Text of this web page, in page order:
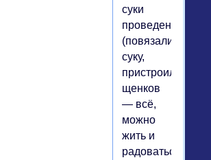
суки
проведенными
(повязали
суку,
пристроили
щенков
— всё,
можно
жить и
радоваться),